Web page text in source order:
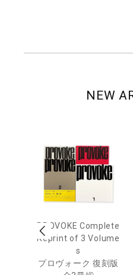
NEW
PROVOKE Complete
Reprint of 3 Volume
s
プロヴォーク 復刻版